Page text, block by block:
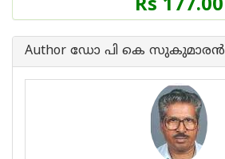
Rs 177.00
Author ഡോ പി കെ സുകുമാര‌ന്‍